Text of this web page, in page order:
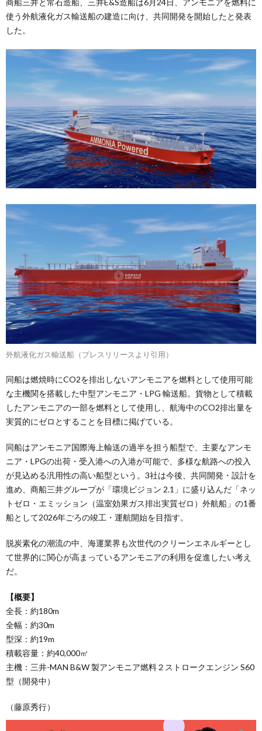
使う外航液化ガス輸送船の建造に向け、共同開発を開始したと発表
した。
外航液化ガス輸送船（プレスリリースより引用）
同船は燃焼時にCO2を排出しないアンモニアを燃料として使用可能
な主機関を搭載した中型アンモニア・LPG 輸送船。貨物として積載
したアンモニアの一部を燃料として使用し、航海中のCO2排出量を
実質的にゼロとすることを目標に掲げている。
同船はアンモニア国際海上輸送の過半を担う船型で、主要なアンモ
ニア・LPGの出荷・受入港への入港が可能で、多様な航路への投入
が見込める汎用性の高い船型という。3社は今後、共同開発・設計を
進め、商船三井グループが「環境ビジョン 2.1」に盛り込んだ「ネッ
トゼロ・エミッション（温室効果ガス排出実質ゼロ）外航船」の1番
船として2026年ごろの竣工・運航開始を目指す。
脱炭素化の潮流の中、海運業界も次世代のクリーンエネルギーとし
て世界的に関心が高まっているアンモニアの利用を促進したい考え
だ。
【概要】
全長：約180m
全幅：約30m
型深：約19m
積載容量：約40,000㎥
主機：三井-MAN B&W 製アンモニア燃料２ストロークエンジン S60
型（開発中）
（藤原秀行）